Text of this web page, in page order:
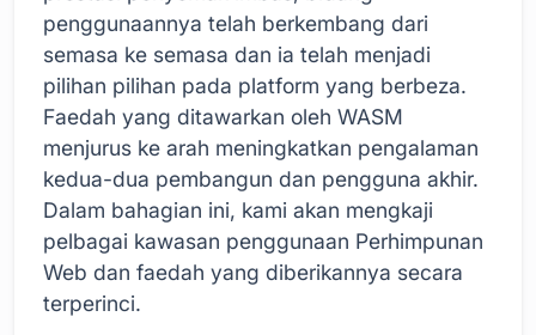
penggunaannya telah berkembang dari
semasa ke semasa dan ia telah menjadi
pilihan pilihan pada platform yang berbeza.
Faedah yang ditawarkan oleh WASM
menjurus ke arah meningkatkan pengalaman
kedua-dua pembangun dan pengguna akhir.
Dalam bahagian ini, kami akan mengkaji
pelbagai kawasan penggunaan Perhimpunan
Web dan faedah yang diberikannya secara
terperinci.